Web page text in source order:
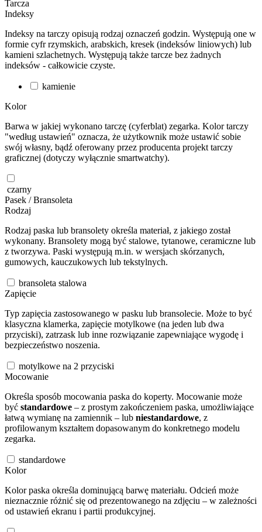
Tarcza
Indeksy
Indeksy na tarczy opisują rodzaj oznaczeń godzin. Występują one w
formie cyfr rzymskich, arabskich, kresek (indeksów liniowych) lub
kamieni szlachetnych. Występują także tarcze bez żadnych
indeksów - całkowicie czyste.
kamienie
Kolor
Barwa w jakiej wykonano tarczę (cyferblat) zegarka. Kolor tarczy
"według ustawień" oznacza, że użytkownik może ustawić sobie
swój własny, bądź oferowany przez producenta projekt tarczy
graficznej (dotyczy wyłącznie smartwatchy).
czarny
Pasek / Bransoleta
Rodzaj
Rodzaj paska lub bransolety określa materiał, z jakiego został
wykonany. Bransolety mogą być stalowe, tytanowe, ceramiczne lub
z tworzywa. Paski występują m.in. w wersjach skórzanych,
gumowych, kauczukowych lub tekstylnych.
bransoleta stalowa
Zapięcie
Typ zapięcia zastosowanego w pasku lub bransolecie. Może to być
klasyczna klamerka, zapięcie motylkowe (na jeden lub dwa
przyciski), zatrzask lub inne rozwiązanie zapewniające wygodę i
bezpieczeństwo noszenia.
motylkowe na 2 przyciski
Mocowanie
Określa sposób mocowania paska do koperty. Mocowanie może
być standardowe – z prostym zakończeniem paska, umożliwiające
łatwą wymianę na zamiennik – lub niestandardowe, z
profilowanym kształtem dopasowanym do konkretnego modelu
zegarka.
standardowe
Kolor
Kolor paska określa dominującą barwę materiału. Odcień może
nieznacznie różnić się od prezentowanego na zdjęciu – w zależności
od ustawień ekranu i partii produkcyjnej.